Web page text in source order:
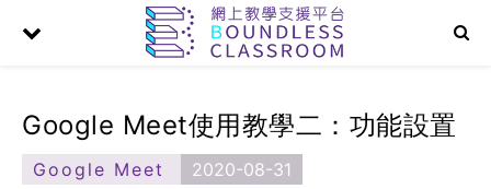
Google Meet使用教學二：功能設置
Google Meet 2020-08-31